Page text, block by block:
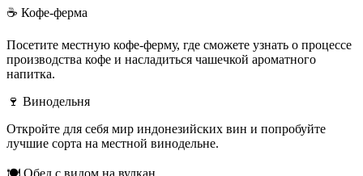
☕ Кофе-ферма
Посетите местную кофе-ферму, где сможете узнать о процессе
производства кофе и насладиться чашечкой ароматного
напитка.
🍷 Винодельня
Откройте для себя мир индонезийских вин и попробуйте
лучшие сорта на местной винодельне.
🍽️ Обед с видом на вулкан